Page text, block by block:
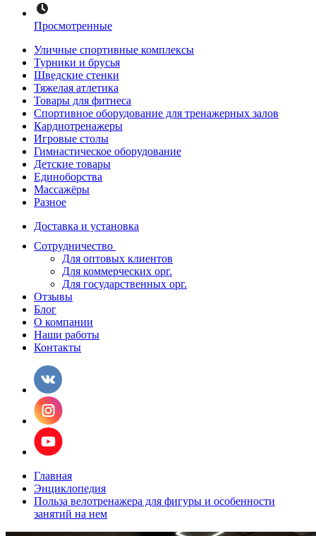
Просмотренные
Уличные спортивные комплексы
Турники и брусья
Шведские стенки
Тяжелая атлетика
Товары для фитнеса
Спортивное оборудование для тренажерных залов
Кардиотренажеры
Игровые столы
Гимнастическое оборудование
Детские товары
Единоборства
Массажёры
Разное
Доставка и установка
Сотрудничество
Для оптовых клиентов
Для коммерческих орг.
Для государственных орг.
Отзывы
Блог
О компании
Наши работы
Контакты
Главная
Энциклопедия
Польза велотренажера для фигуры и особенности
занятий на нем